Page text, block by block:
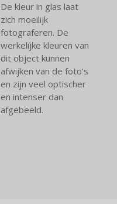
De kleur in glas laat
zich moeilijk
fotograferen. De
werkelijke kleuren van
dit object kunnen
afwijken van de foto's
en zijn veel optischer
en intenser dan
afgebeeld.